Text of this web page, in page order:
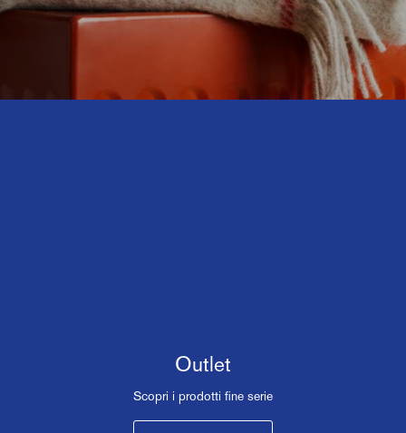
Outlet
Scopri i prodotti fine serie